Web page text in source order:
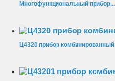
Многофункциональный прибор...
Ц4320 прибор комбинированный